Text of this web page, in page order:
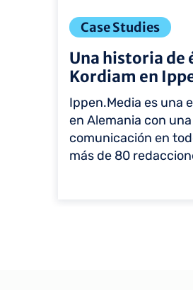
Case Studies
Una historia de
Kordiam en
facili...
Ippen.Media es una
en Alemania con
comunicación en
más de 80